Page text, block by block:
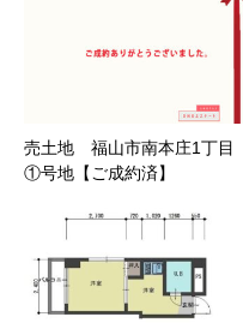
売土地 福山市南本庄1丁目
①号地【ご成約済】